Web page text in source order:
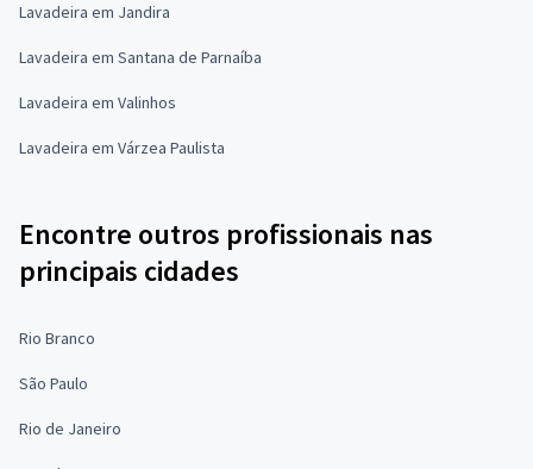
Lavadeira em Jandira
Lavadeira em Santana de Parnaíba
Lavadeira em Valinhos
Lavadeira em Várzea Paulista
Encontre outros profissionais nas
principais cidades
Rio Branco
São Paulo
Rio de Janeiro